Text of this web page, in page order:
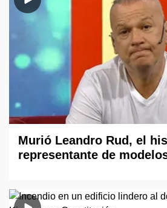
Murió Leandro Rud, el
representante de